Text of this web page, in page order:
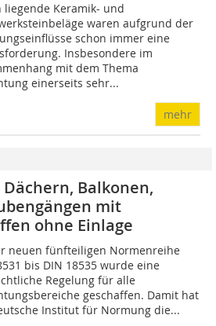
liegende Keramik- und
waren aufgrund der
schon immer eine
Insbesondere im
mit dem Thema
einerseits sehr...
mehr
Balkonen,
mit
ohne Einlage
neuen fünfteiligen Normenreihe
bis DIN 18535 wurde eine
Regelung für alle
geschaffen. Damit hat
Institut für Normung die...